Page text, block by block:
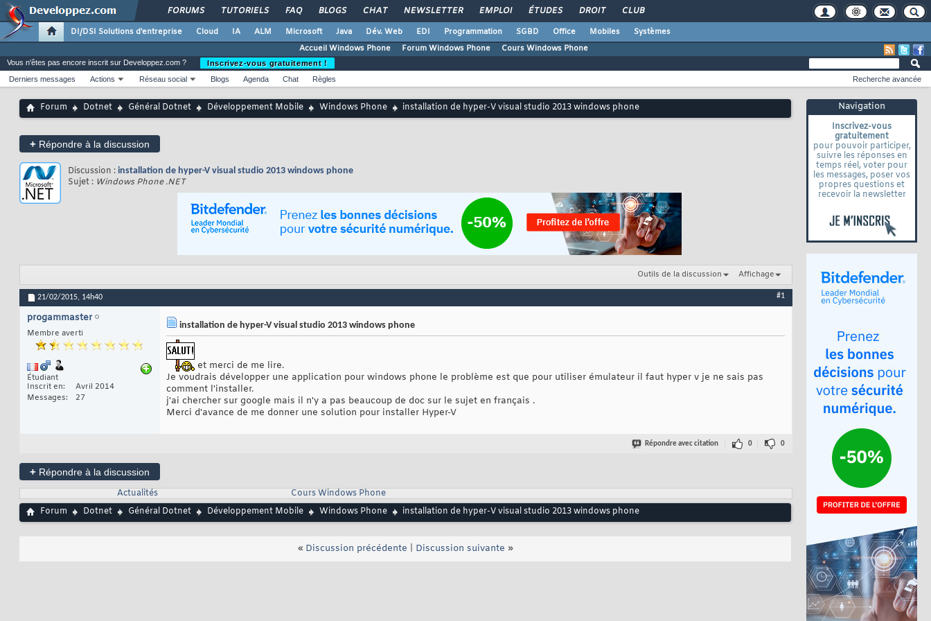
FORUMS TUTORIELS FAQ BLOGS CHAT NEWSLETTER EMPLOI ÉTUDES DROIT CLUB
DI/DSI Solutions d'entreprise Cloud IA ALM Microsoft Java Dév. Web EDI Programmation SGBD Office Mobiles
Systèmes
Accueil Windows Phone
Forum Windows Phone Cours Windows Phone
Navigation
Inscrivez-vous
gratuitement
pour pouvoir participer,
suivre les réponses en
temps réel, voter pour
les messages, poser vos
propres questions et
recevoir la newsletter
Vous n'êtes pas encore inscrit sur Developpez.com ?
Inscrivez-vous gratuitement !
Derniers messages
Actions Réseau social Blogs Agenda Chat Règles Recherche avancée
Forum Dotnet Général Dotnet Développement Mobile Windows Phone installation de hyper-V visual studio 2013 windows phone
+ Répondre à la discussion
Discussion : installation de hyper-V visual studio 2013 windows phone
Sujet : Windows Phone .NET
Outils de la discussion Affichage
21/02/2015, 14h40 #1
progammaster
Membre averti
Étudiant
Inscrit en
Avril 2014
Messages
27
installation de hyper-V visual studio 2013 windows phone
et merci de me lire.
Je voudrais développer une application pour windows phone le problème est que pour utiliser émulateur il faut hyper v je ne sais pas
comment l'installer.
j'ai chercher sur google mais il n'y a pas beaucoup de doc sur le sujet en français .
Merci d'avance de me donner une solution pour installer Hyper-V
Répondre avec citation 0 0
+ Répondre à la discussion
Actualités
Cours Windows Phone
Forum
Dotnet Général Dotnet Développement Mobile Windows Phone installation de hyper-V visual studio 2013 windows phone
« Discussion précédente Discussion suivante »